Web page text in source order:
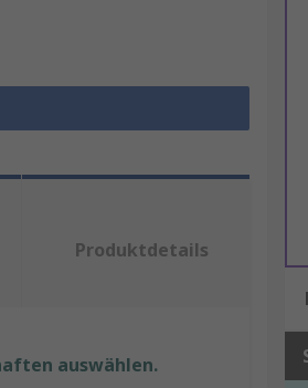
Produktdetails
auswählen.